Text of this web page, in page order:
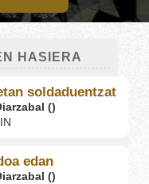
HASIERA
soldaduentzat
()
edan
()